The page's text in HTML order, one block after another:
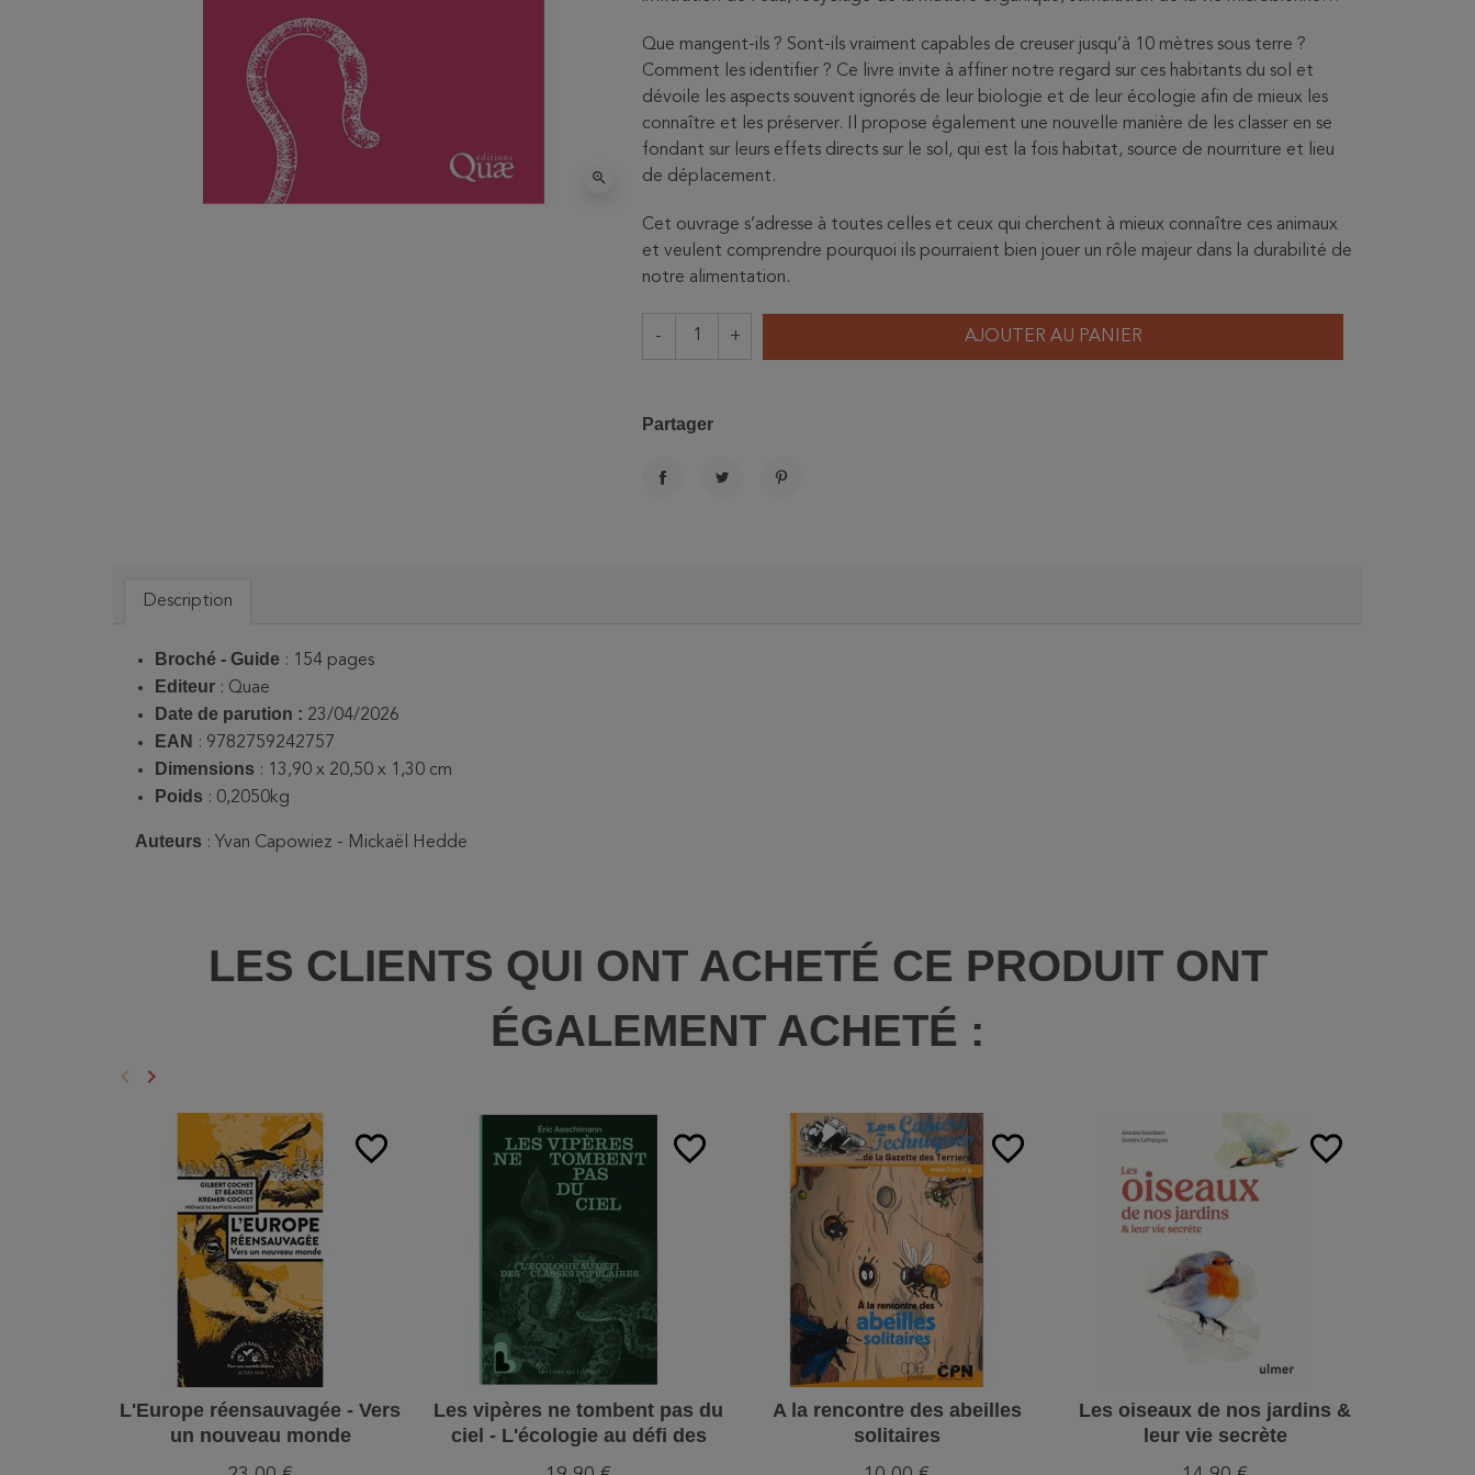
zoom_in
Que mangent-ils ? Sont-ils vraiment capables de creuser jusqu’à 10 mètres sous terre ?
Comment les identifier ? Ce livre invite à affiner notre regard sur ces habitants du sol et
dévoile les aspects souvent ignorés de leur biologie et de leur écologie afin de mieux les
connaître et les préserver. Il propose également une nouvelle manière de les classer en se
fondant sur leurs effets directs sur le sol, qui est la fois habitat, source de nourriture et lieu
de déplacement.
Cet ouvrage s’adresse à toutes celles et ceux qui cherchent à mieux connaître ces animaux
et veulent comprendre pourquoi ils pourraient bien jouer un rôle majeur dans la durabilité de
notre alimentation.
- + AJOUTER AU PANIER
Partager
Description
Broché - Guide : 154 pages
Editeur : Quae
Date de parution : 23/04/2026
EAN : 9782759242757
Dimensions : 13,90 x 20,50 x 1,30 cm
Poids : 0,2050kg
Auteurs : Yvan Capowiez - Mickaël Hedde
LES CLIENTS QUI ONT ACHETÉ CE PRODUIT ONT
ÉGALEMENT ACHETÉ :
Précédent
keyboard_arrow_left Suivant
keyboard_arrow_right
favorite_border
L'Europe réensauvagée - Vers
un nouveau monde
favorite_border
Les vipères ne tombent pas du
ciel - L'écologie au défi des
classes populaires
favorite_border
A la rencontre des abeilles
solitaires
favorite_border
Les oiseaux de nos jardins &
leur vie secrète